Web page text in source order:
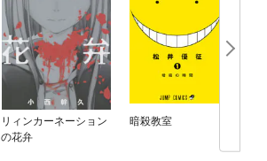
リィンカーネーション
の花弁
暗殺教室